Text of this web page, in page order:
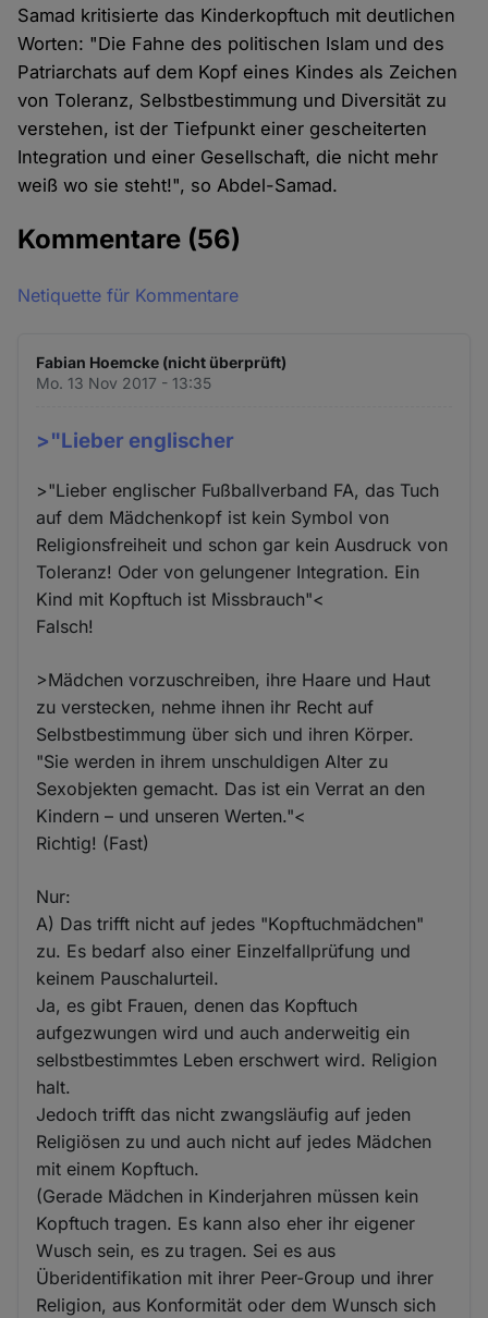
Samad kritisierte das Kinderkopftuch mit deutlichen
Worten: "Die Fahne des politischen Islam und des
Patriarchats auf dem Kopf eines Kindes als Zeichen
von Toleranz, Selbstbestimmung und Diversität zu
verstehen, ist der Tiefpunkt einer gescheiterten
Integration und einer Gesellschaft, die nicht mehr
weiß wo sie steht!", so Abdel-Samad.
Kommentare (56)
Netiquette für Kommentare
Fabian Hoemcke (nicht überprüft)
Mo. 13 Nov 2017 - 13:35
>"Lieber englischer
>"Lieber englischer Fußballverband FA, das Tuch
auf dem Mädchenkopf ist kein Symbol von
Religionsfreiheit und schon gar kein Ausdruck von
Toleranz! Oder von gelungener Integration. Ein
Kind mit Kopftuch ist Missbrauch"<
Falsch!
>Mädchen vorzuschreiben, ihre Haare und Haut
zu verstecken, nehme ihnen ihr Recht auf
Selbstbestimmung über sich und ihren Körper.
"Sie werden in ihrem unschuldigen Alter zu
Sexobjekten gemacht. Das ist ein Verrat an den
Kindern – und unseren Werten."<
Richtig! (Fast)
Nur:
A) Das trifft nicht auf jedes "Kopftuchmädchen"
zu. Es bedarf also einer Einzelfallprüfung und
keinem Pauschalurteil.
Ja, es gibt Frauen, denen das Kopftuch
aufgezwungen wird und auch anderweitig ein
selbstbestimmtes Leben erschwert wird. Religion
halt.
Jedoch trifft das nicht zwangsläufig auf jeden
Religiösen zu und auch nicht auf jedes Mädchen
mit einem Kopftuch.
(Gerade Mädchen in Kinderjahren müssen kein
Kopftuch tragen. Es kann also eher ihr eigener
Wusch sein, es zu tragen. Sei es aus
Überidentifikation mit ihrer Peer-Group und ihrer
Religion, aus Konformität oder dem Wunsch sich